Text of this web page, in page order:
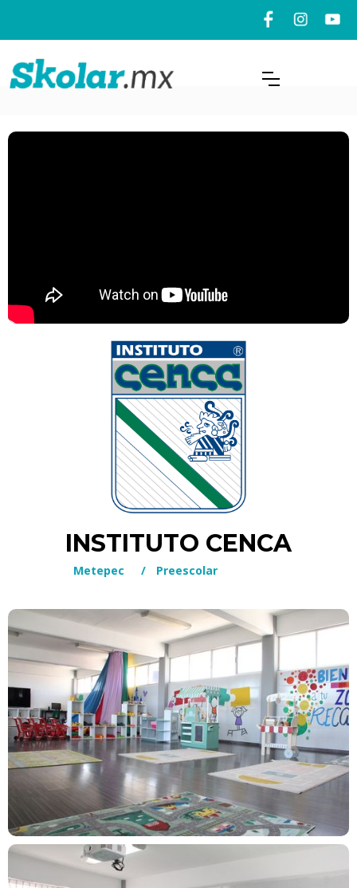
INSTITUTO CENCA
Metepec / Preescolar